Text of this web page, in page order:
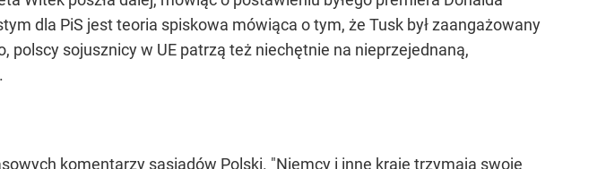
dla PiS jest teoria spiskowa mówiąca o tym, że Tusk był zaangażowany
polscy sojusznicy w UE patrzą też niechętnie na nieprzejednaną,
komentarzy sąsiadów Polski. "Niemcy i inne kraje trzymają swoje